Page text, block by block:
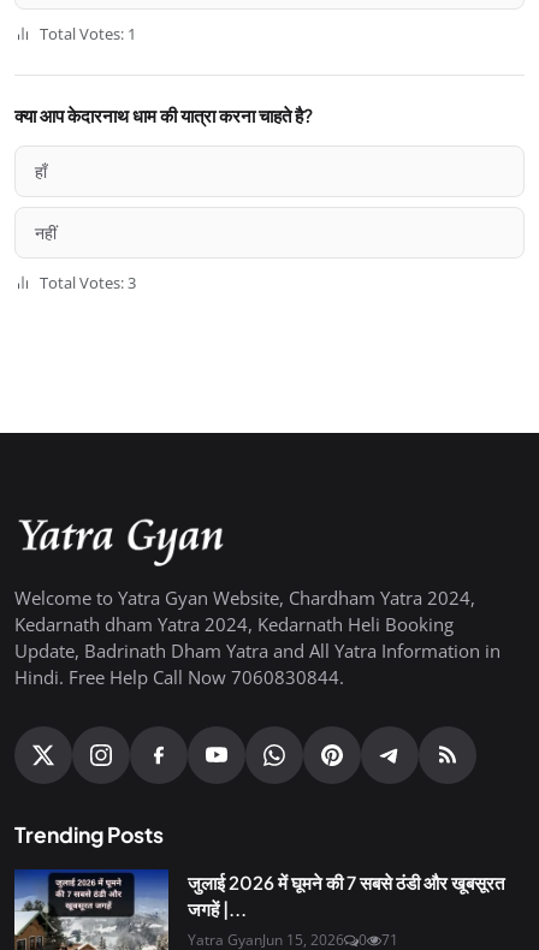
Total Votes: 1
क्या आप केदारनाथ धाम की यात्रा करना चाहते है?
हाँ
नहीं
Total Votes: 3
Welcome to Yatra Gyan Website, Chardham Yatra 2024,
Kedarnath dham Yatra 2024, Kedarnath Heli Booking
Update, Badrinath Dham Yatra and All Yatra Information in
Hindi. Free Help Call Now 7060830844.
Trending Posts
जुलाई 2026 में घूमने की 7 सबसे ठंडी और खूबसूरत
जगहें |...
Yatra GyanJun 15, 2026 0 71